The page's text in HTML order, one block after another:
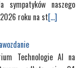
naszego
roku na st[...]
Technologie AI na